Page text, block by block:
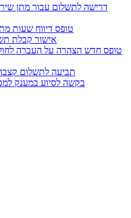
2356 – טופס דיווח
2357 – אישור
266 – תביעה לתשלום
267 – בקשה לסיוע